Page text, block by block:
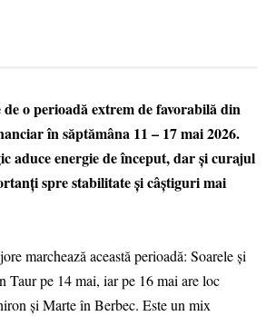
o perioadă extrem de favorabilă din
în săptămâna 11 – 17 mai 2026.
aduce energie de început, dar și curajul
spre stabilitate și câștiguri mai
marchează această perioadă: Soarele și
Taur pe 14 mai, iar pe 16 mai are loc
și Marte în Berbec. Este un mix